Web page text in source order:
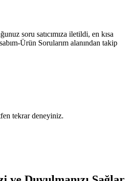
soru satıcımıza iletildi, en kısa
Ürün Sorularım alanından takip
tekrar deneyiniz.